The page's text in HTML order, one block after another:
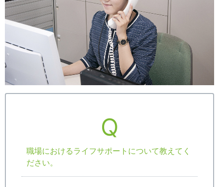
Q
職場におけるライフサポートについて教えてく
ださい。